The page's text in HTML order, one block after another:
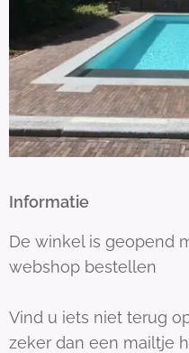
Informatie
De winkel is geopend
webshop bestellen
Vind u iets niet terug
zeker dan een mailtje